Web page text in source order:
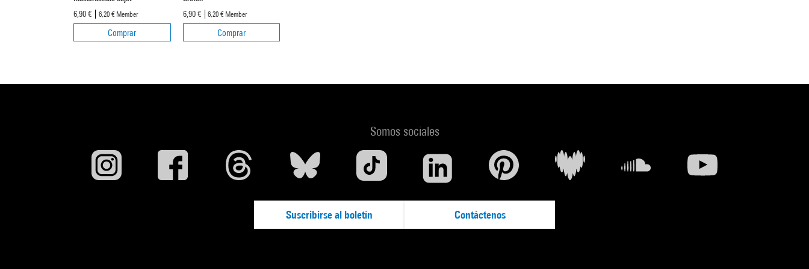
6,90 €
6,20 € Member
Comprar
6,90 €
6,20 € Member
Comprar
Somos sociales
Suscribirse al boletín Contáctenos